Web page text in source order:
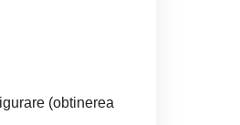
(obtinerea